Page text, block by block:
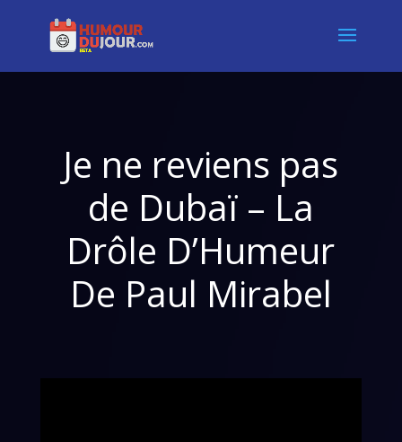
Je ne reviens pas
de Dubaï – La
Drôle D’Humeur
De Paul Mirabel